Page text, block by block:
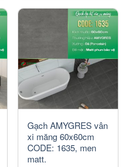
Gạch AMYGRES vân
xi măng 60x60cm
CODE: 1635, men
matt.